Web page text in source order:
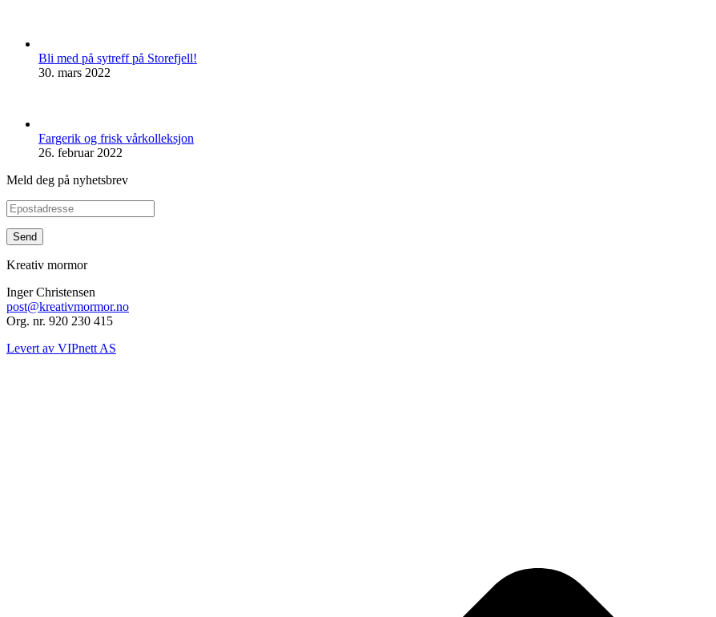
Bli med på sytreff på Storefjell!
30. mars 2022
Fargerik og frisk vårkolleksjon
26. februar 2022
Meld deg på nyhetsbrev
Kreativ mormor
Inger Christensen
post@kreativmormor.no
Org. nr. 920 230 415
Levert av VIPnett AS